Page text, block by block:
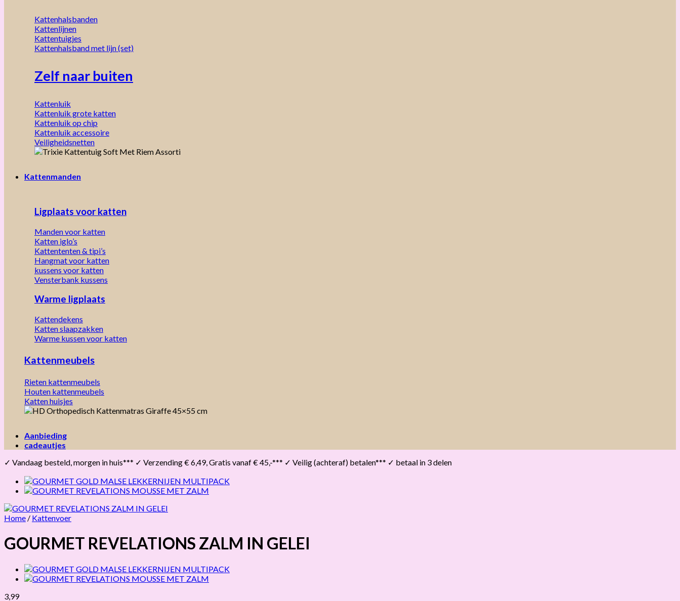
Kattenhalsbanden
Kattenlijnen
Kattentuigjes
Kattenhalsband met lijn (set)
Zelf naar buiten
Kattenluik
Kattenluik grote katten
Kattenluik op chip
Kattenluik accessoire
Veiligheidsnetten
Kattenmanden
Ligplaats voor katten
Manden voor katten
Katten iglo’s
Kattententen & tipi’s
Hangmat voor katten
kussens voor katten
Vensterbank kussens
Warme ligplaats
Kattendekens
Katten slaapzakken
Warme kussen voor katten
Kattenmeubels
Rieten kattenmeubels
Houten kattenmeubels
Katten huisjes
Aanbieding
cadeautjes
✓ Vandaag besteld, morgen in huis*** ✓ Verzending € 6,49, Gratis vanaf € 45,-*** ✓ Veilig (achteraf) betalen*** ✓ betaal in 3 delen
Home / Kattenvoer
GOURMET REVELATIONS ZALM IN GELEI
3,99